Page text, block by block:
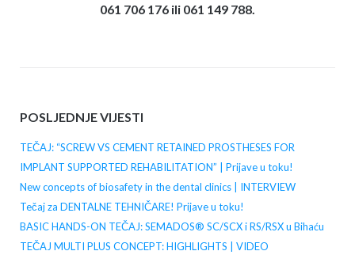
061 706 176 ili 061 149 788.
POSLJEDNJE VIJESTI
TEČAJ: “SCREW VS CEMENT RETAINED PROSTHESES FOR
IMPLANT SUPPORTED REHABILITATION” | Prijave u toku!
New concepts of biosafety in the dental clinics | INTERVIEW
Tečaj za DENTALNE TEHNIČARE! Prijave u toku!
BASIC HANDS-ON TEČAJ: SEMADOS® SC/SCX i RS/RSX u Bihaću
TEČAJ MULTI PLUS CONCEPT: HIGHLIGHTS | VIDEO